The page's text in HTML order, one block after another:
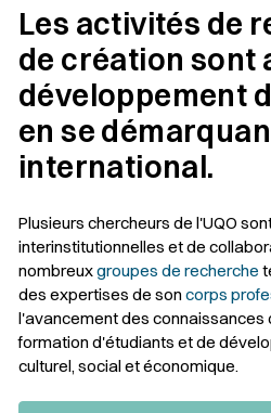
Les activités de
de création sont
développement
en se
international.
Plusieurs chercheurs de l'UQO
interinstitutionnelles et de
nombreuxgroupes de recherche
des expertises de son corps
l'avancement des connaissances
formation d'étudiants et de
culturel, social et économique.